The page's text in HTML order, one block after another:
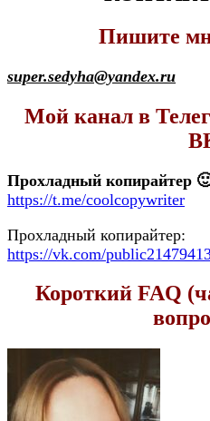
Пишите
super.sedyha@yandex.ru
Мой канал в
Прохладный копирайтер
https://t.me/coolcopywriter
Прохладный копирайтер:
https://vk.com/
Короткий FAQ